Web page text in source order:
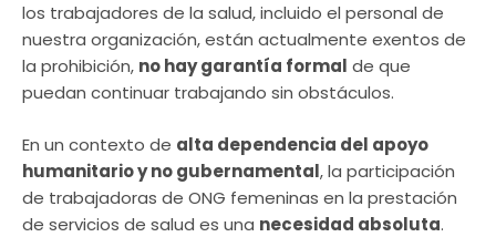
los trabajadores de la salud, incluido el personal de
nuestra organización, están actualmente exentos de
la prohibición, no hay garantía formal de que
puedan continuar trabajando sin obstáculos.
En un contexto de alta dependencia del apoyo
humanitario y no gubernamental, la participación
de trabajadoras de ONG femeninas en la prestación
de servicios de salud es una necesidad absoluta.